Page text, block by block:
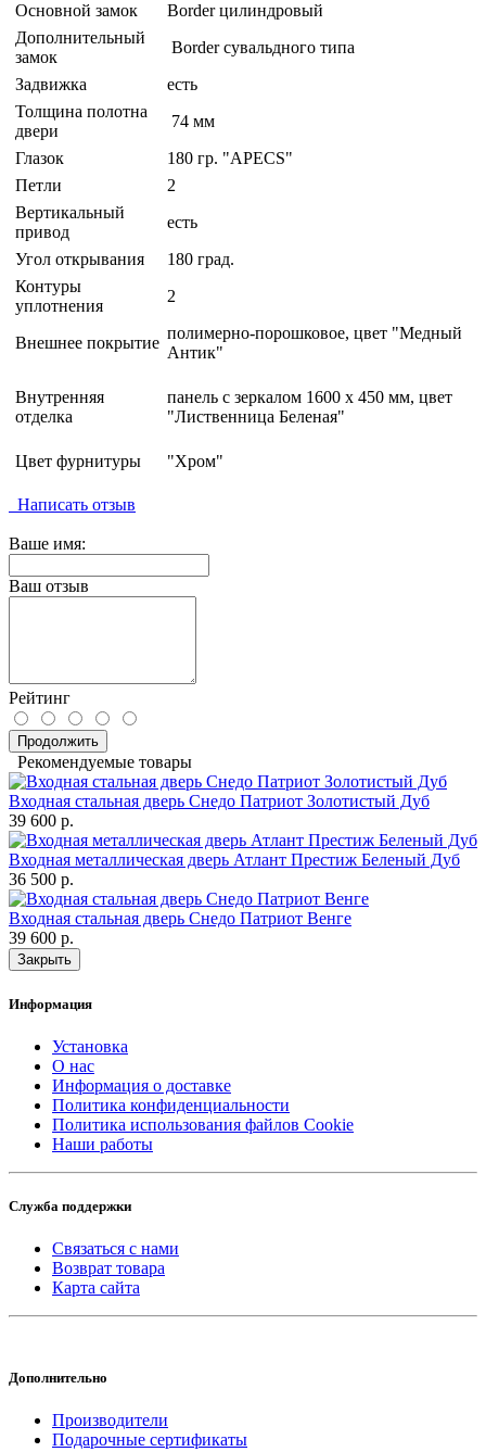
Основной замок
Border цилиндровый
Дополнительный
замок
Border сувальдного типа
Задвижка
есть
Толщина полотна
двери
74 мм
Глазок
180 гр. "APECS"
Петли
2
Вертикальный
привод
есть
Угол открывания
180 град.
Контуры
уплотнения
2
Внешнее покрытие
полимерно-порошковое, цвет "Медный
Антик"
Внутренняя
отделка
панель с зеркалом 1600 х 450 мм, цвет
"Лиственница Беленая"
Цвет фурнитуры "Хром"
Написать отзыв
Ваше имя:
Ваш отзыв
Рейтинг
Продолжить
Рекомендуемые товары
Входная стальная дверь Снедо Патриот Золотистый Дуб
39 600 р.
Входная металлическая дверь Атлант Престиж Беленый Дуб
36 500 р.
Входная стальная дверь Снедо Патриот Венге
39 600 р.
Закрыть
Информация
Установка
О нас
Информация о доставке
Политика конфиденциальности
Политика использования файлов Cookie
Наши работы
Служба поддержки
Связаться с нами
Возврат товара
Карта сайта
Дополнительно
Производители
Подарочные сертификаты